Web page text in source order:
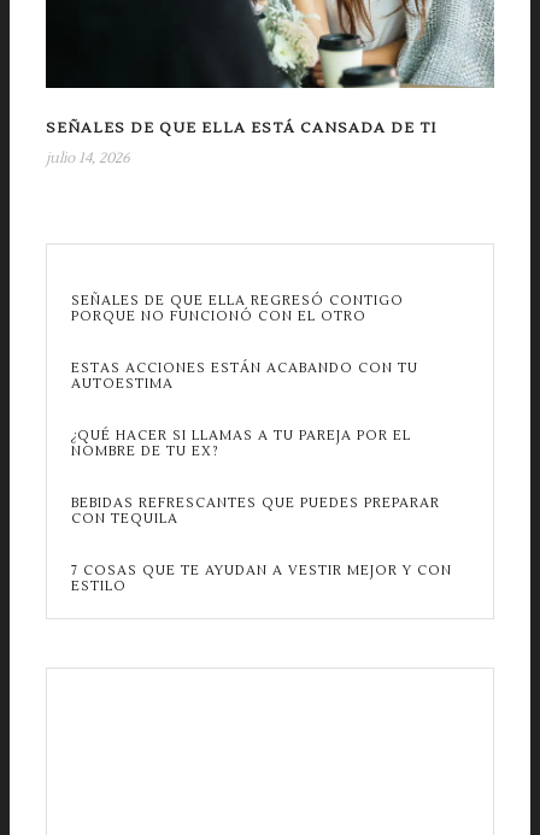
SEÑALES DE QUE ELLA ESTÁ CANSADA DE TI
julio 14, 2026
SEÑALES DE QUE ELLA REGRESÓ CONTIGO
PORQUE NO FUNCIONÓ CON EL OTRO
ESTAS ACCIONES ESTÁN ACABANDO CON TU
AUTOESTIMA
¿QUÉ HACER SI LLAMAS A TU PAREJA POR EL
NOMBRE DE TU EX?
BEBIDAS REFRESCANTES QUE PUEDES PREPARAR
CON TEQUILA
7 COSAS QUE TE AYUDAN A VESTIR MEJOR Y CON
ESTILO